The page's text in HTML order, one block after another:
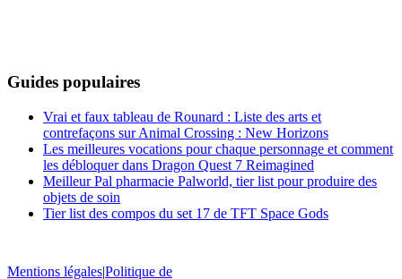
Guides populaires
Vrai et faux tableau de Rounard : Liste des arts et
contrefaçons sur Animal Crossing : New Horizons
Les meilleures vocations pour chaque personnage et comment
les débloquer dans Dragon Quest 7 Reimagined
Meilleur Pal pharmacie Palworld, tier list pour produire des
objets de soin
Tier list des compos du set 17 de TFT Space Gods
Mentions légales|Politique de